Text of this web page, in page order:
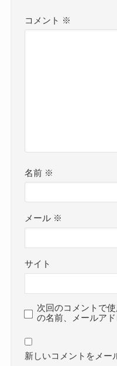
コメント ※
名前 ※
メール ※
サイト
次回のコメントで
の名前、メールア
新しいコメントをメー